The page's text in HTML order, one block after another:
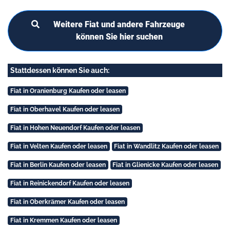
Weitere Fiat und andere Fahrzeuge
können Sie hier suchen
Stattdessen können Sie auch:
Fiat in Oranienburg Kaufen oder leasen
Fiat in Oberhavel Kaufen oder leasen
Fiat in Hohen Neuendorf Kaufen oder leasen
Fiat in Velten Kaufen oder leasen Fiat in Wandlitz Kaufen oder leasen
Fiat in Berlin Kaufen oder leasen Fiat in Glienicke Kaufen oder leasen
Fiat in Reinickendorf Kaufen oder leasen
Fiat in Oberkrämer Kaufen oder leasen
Fiat in Kremmen Kaufen oder leasen